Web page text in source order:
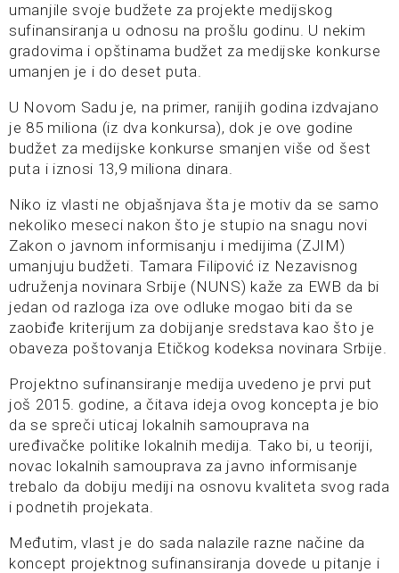
umanjile svoje budžete za projekte medijskog
sufinansiranja u odnosu na prošlu godinu. U nekim
gradovima i opštinama budžet za medijske konkurse
umanjen je i do deset puta.
U Novom Sadu je, na primer, ranijih godina izdvajano
je 85 miliona (iz dva konkursa), dok je ove godine
budžet za medijske konkurse smanjen više od šest
puta i iznosi 13,9 miliona dinara.
Niko iz vlasti ne objašnjava šta je motiv da se samo
nekoliko meseci nakon što je stupio na snagu novi
Zakon o javnom informisanju i medijima (ZJIM)
umanjuju budžeti. Tamara Filipović iz Nezavisnog
udruženja novinara Srbije (NUNS) kaže za EWB da bi
jedan od razloga iza ove odluke mogao biti da se
zaobiđe kriterijum za dobijanje sredstava kao što je
obaveza poštovanja Etičkog kodeksa novinara Srbije.
Projektno sufinansiranje medija uvedeno je prvi put
još 2015. godine, a čitava ideja ovog koncepta je bio
da se spreči uticaj lokalnih samouprava na
uređivačke politike lokalnih medija. Tako bi, u teoriji,
novac lokalnih samouprava za javno informisanje
trebalo da dobiju mediji na osnovu kvaliteta svog rada
i podnetih projekata.
Međutim, vlast je do sada nalazile razne načine da
koncept projektnog sufinansiranja dovede u pitanje i